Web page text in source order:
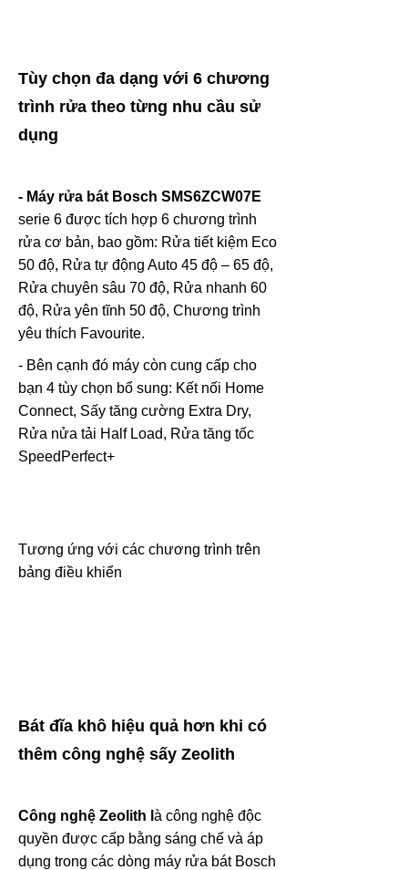
Tùy chọn đa dạng với 6 chương
trình rửa theo từng nhu cầu sử
dụng
- Máy rửa bát Bosch SMS6ZCW07E
serie 6 được tích hợp 6 chương trình
rửa cơ bản, bao gồm: Rửa tiết kiệm Eco
50 độ, Rửa tự động Auto 45 độ – 65 độ,
Rửa chuyên sâu 70 độ, Rửa nhanh 60
độ, Rửa yên tĩnh 50 độ, Chương trình
yêu thích Favourite.
- Bên cạnh đó máy còn cung cấp cho
bạn 4 tùy chọn bổ sung: Kết nối Home
Connect, Sấy tăng cường Extra Dry,
Rửa nửa tải Half Load, Rửa tăng tốc
SpeedPerfect+
Tương ứng với các chương trình trên
bảng điều khiển
Bát đĩa khô hiệu quả hơn khi có
thêm công nghệ sấy Zeolith
Công nghệ Zeolith l à công nghệ độc
quyền được cấp bằng sáng chế và áp
dụng trong các dòng máy rửa bát Bosch